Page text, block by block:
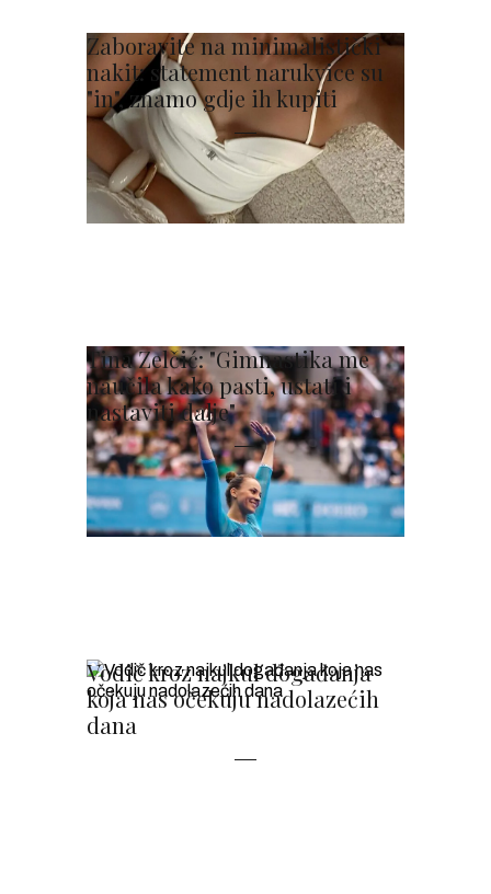
Zaboravite na minimalistički
nakit: statement narukvice su
"in", znamo gdje ih kupiti
Tina Zelčić: "Gimnastika me
naučila kako pasti, ustati i
nastaviti dalje"
Vodič kroz najkul događanja
koja nas očekuju nadolazećih
dana